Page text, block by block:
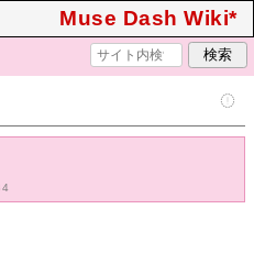
Muse Dash Wiki*